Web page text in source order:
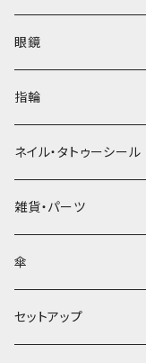
眼鏡
指輪
ネイル・タトゥーシール
雑貨・パーツ
傘
セットアップ